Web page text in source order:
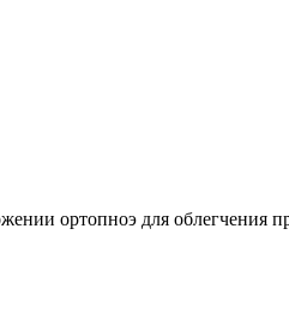
ортопноэ для облегчения